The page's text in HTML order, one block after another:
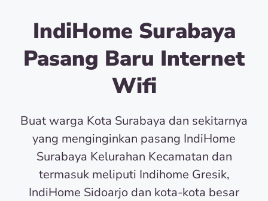
IndiHome Surabaya
Pasang Baru Internet
Wifi
Buat warga Kota Surabaya dan sekitarnya
yang menginginkan pasang IndiHome
Surabaya Kelurahan Kecamatan dan
termasuk meliputi Indihome Gresik,
IndiHome Sidoarjo dan kota-kota besar